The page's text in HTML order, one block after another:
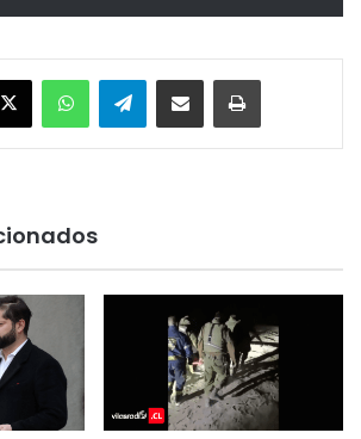
X WhatsAppTelegramEnviar vía email Imprimir